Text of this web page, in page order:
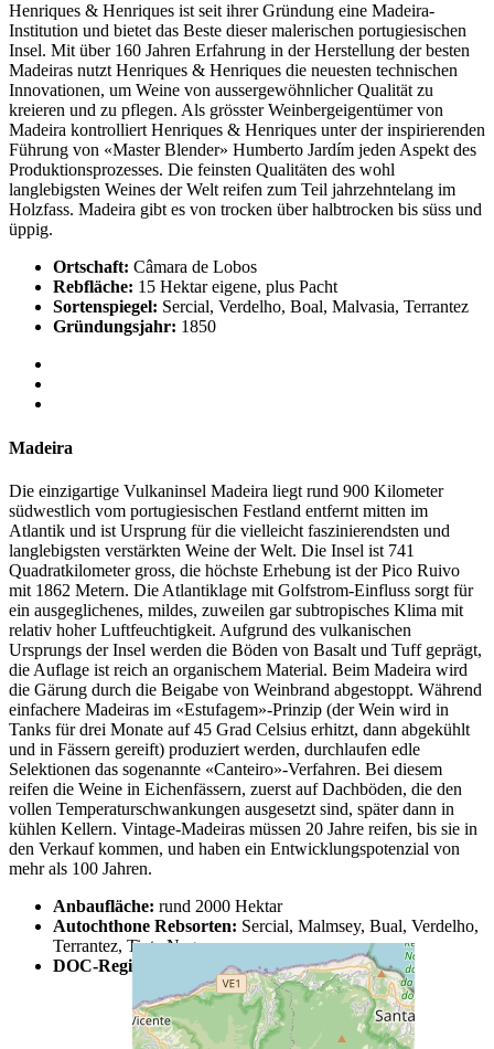
Henriques & Henriques ist seit ihrer Gründung eine Madeira-
Institution und bietet das Beste dieser malerischen portugiesischen
Insel. Mit über 160 Jahren Erfahrung in der Herstellung der besten
Madeiras nutzt Henriques & Henriques die neuesten technischen
Innovationen, um Weine von aussergewöhnlicher Qualität zu
kreieren und zu pflegen. Als grösster Weinbergeigentümer von
Madeira kontrolliert Henriques & Henriques unter der inspirierenden
Führung von «Master Blender» Humberto Jardím jeden Aspekt des
Produktionsprozesses. Die feinsten Qualitäten des wohl
langlebigsten Weines der Welt reifen zum Teil jahrzehntelang im
Holzfass. Madeira gibt es von trocken über halbtrocken bis süss und
üppig.
Ortschaft: Câmara de Lobos
Rebfläche: 15 Hektar eigene, plus Pacht
Sortenspiegel: Sercial, Verdelho, Boal, Malvasia, Terrantez
Gründungsjahr: 1850
Madeira
Die einzigartige Vulkaninsel Madeira liegt rund 900 Kilometer
südwestlich vom portugiesischen Festland entfernt mitten im
Atlantik und ist Ursprung für die vielleicht faszinierendsten und
langlebigsten verstärkten Weine der Welt. Die Insel ist 741
Quadratkilometer gross, die höchste Erhebung ist der Pico Ruivo
mit 1862 Metern. Die Atlantiklage mit Golfstrom-Einfluss sorgt für
ein ausgeglichenes, mildes, zuweilen gar subtropisches Klima mit
relativ hoher Luftfeuchtigkeit. Aufgrund des vulkanischen
Ursprungs der Insel werden die Böden von Basalt und Tuff geprägt,
die Auflage ist reich an organischem Material. Beim Madeira wird
die Gärung durch die Beigabe von Weinbrand abgestoppt. Während
einfachere Madeiras im «Estufagem»-Prinzip (der Wein wird in
Tanks für drei Monate auf 45 Grad Celsius erhitzt, dann abgekühlt
und in Fässern gereift) produziert werden, durchlaufen edle
Selektionen das sogenannte «Canteiro»-Verfahren. Bei diesem
reifen die Weine in Eichenfässern, zuerst auf Dachböden, die den
vollen Temperaturschwankungen ausgesetzt sind, später dann in
kühlen Kellern. Vintage-Madeiras müssen 20 Jahre reifen, bis sie in
den Verkauf kommen, und haben ein Entwicklungspotenzial von
mehr als 100 Jahren.
Anbaufläche: rund 2000 Hektar
Autochthone Rebsorten: Sercial, Malmsey, Bual, Verdelho,
Terrantez, Tinta Negra
DOC-Region: